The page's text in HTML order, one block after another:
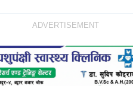
ADVERTISEMENT